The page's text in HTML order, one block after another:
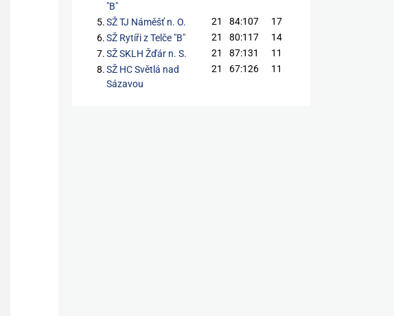
"B"
5. SŽ TJ Náměšť n. O. 21 84:107
17
6. SŽ Rytíři z Telče "B" 21 80:117
14
7. SŽ SKLH Žďár n. S. 21 87:131
11
8. SŽ HC Světlá nad
Sázavou
21 67:126 11